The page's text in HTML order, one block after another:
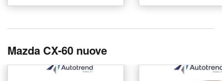
Mazda CX-60 nuove